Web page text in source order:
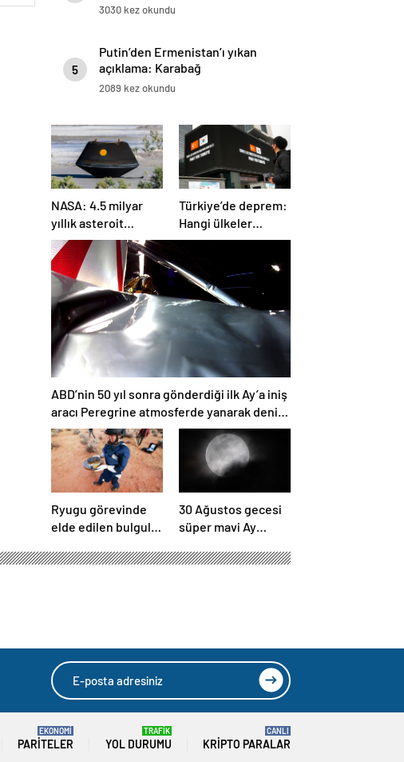
3030 kez okundu
5
Putin’den Ermenistan’ı yıkan
açıklama: Karabağ
Azerbaycan’ın ayrılmaz bir
2089 kez okundu
NASA: 4.5 milyar
yıllık asteroit
örnekleri Dünya’ya
getirildi; yaşamın
başlangıcına ışık
tutabilir
Türkiye’de deprem:
Hangi ülkeler
yardım ediyor?
ABD’nin 50 yıl sonra gönderdiği ilk Ay’a iniş
aracı Peregrine atmosferde yanarak denize
düştü
Ryugu görevinde
elde edilen bulgular
asteroitlerce
30 Ağustos gecesi
süper mavi Ay
aynı ayda ikinci kez
PARITELER
EKONOMİ
YOL DURUMU
TRAFİK
KRIPTO PARALAR
CANLI